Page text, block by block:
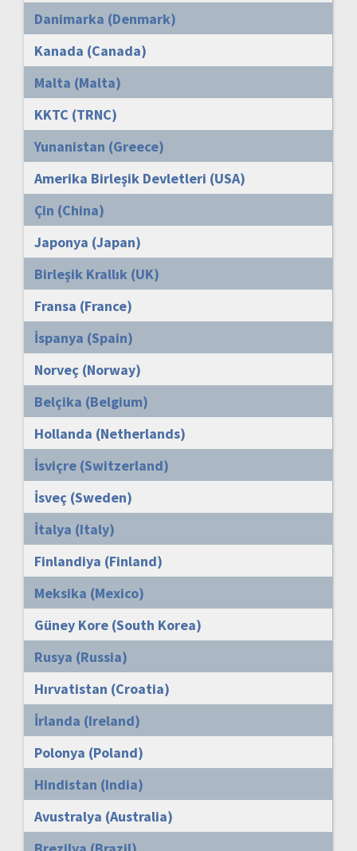
Danimarka (Denmark)
Kanada (Canada)
Malta (Malta)
KKTC (TRNC)
Yunanistan (Greece)
Amerika Birleşik Devletleri (USA)
Çin (China)
Japonya (Japan)
Birleşik Krallık (UK)
Fransa (France)
İspanya (Spain)
Norveç (Norway)
Belçika (Belgium)
Hollanda (Netherlands)
İsviçre (Switzerland)
İsveç (Sweden)
İtalya (Italy)
Finlandiya (Finland)
Meksika (Mexico)
Güney Kore (South Korea)
Rusya (Russia)
Hırvatistan (Croatia)
İrlanda (Ireland)
Polonya (Poland)
Hindistan (India)
Avustralya (Australia)